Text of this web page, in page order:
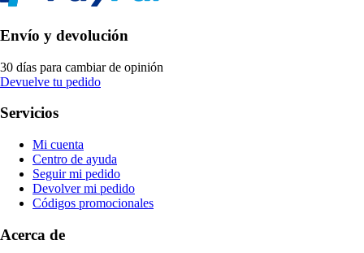
Envío y devolución
30 días para cambiar de opinión
Devuelve tu pedido
Servicios
Mi cuenta
Centro de ayuda
Seguir mi pedido
Devolver mi pedido
Códigos promocionales
Acerca de